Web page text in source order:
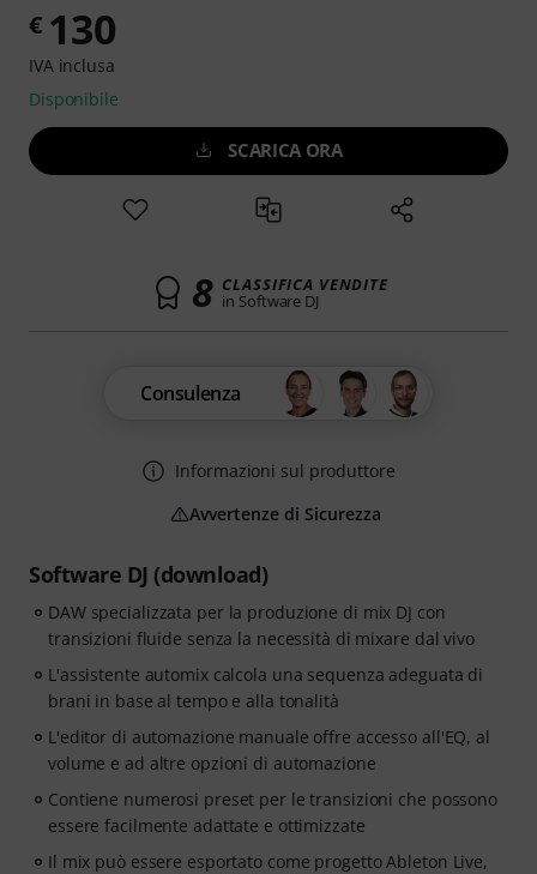
Software DJ (download)
DAW specializzata per la produzione di mix DJ con
transizioni fluide senza la necessità di mixare dal vivo
L'assistente automix calcola una sequenza adeguata di
brani in base al tempo e alla tonalità
L'editor di automazione manuale offre accesso all'EQ, al
volume e ad altre opzioni di automazione
Contiene numerosi preset per le transizioni che possono
essere facilmente adattate e ottimizzate
Il mix può essere esportato come progetto Ableton Live,
€ 130
IVA inclusa
Disponibile
SCARICA ORA
8 CLASSIFICA VENDITE
in Software DJ
Consulenza
Informazioni sul produttore
Avvertenze di Sicurezza